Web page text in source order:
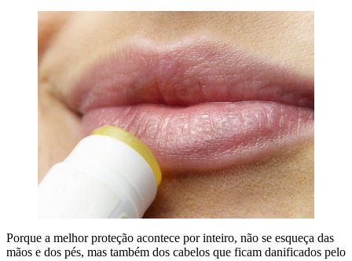
Porque a melhor proteção acontece por inteiro, não se esqueça das
mãos e dos pés, mas também dos cabelos que ficam danificados pelo